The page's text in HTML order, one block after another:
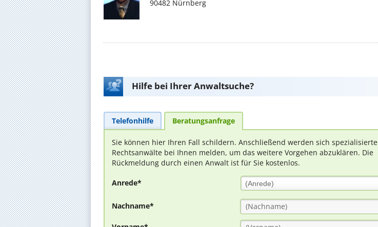
90482 Nürnberg
Hilfe bei Ihrer Anwaltsuche?
Telefonhilfe Beratungsanfrage
Sie können hier Ihren Fall schildern. Anschließend werden sich spezialisierte
Rechtsanwälte bei Ihnen melden, um das weitere Vorgehen abzuklären. Die
Rückmeldung durch einen Anwalt ist für Sie kostenlos.
Anrede* (Anrede)
Nachname*